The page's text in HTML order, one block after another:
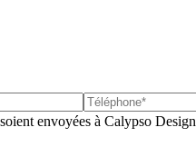
envoyées à Calypso Design